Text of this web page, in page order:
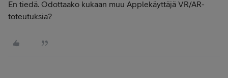
En tiedä. Odottaako kukaan muu Applekäyttäjä VR/AR-
toteutuksia?